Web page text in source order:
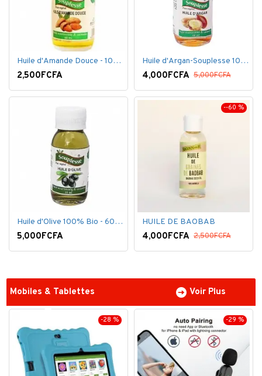
Huile d'Amande Douce - 100% Bio - 60 ml
2,500FCFA
Huile d'Argan-Souplesse 100% Bio - 60 ml
4,000FCFA 5,000FCFA
Huile d'Olive 100% Bio - 60 ml
5,000FCFA
--60 %
HUILE DE BAOBAB
4,000FCFA 2,500FCFA
Mobiles & Tablettes Voir Plus
-28 % -29 %